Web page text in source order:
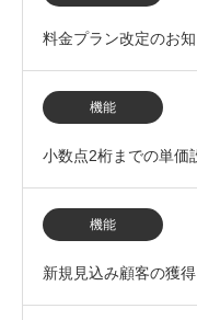
連携
料金プラン改定のお
企業でのシステム導入
機能
小数点2桁までの単価
DXをサポート～
機能
新規見込み顧客の獲